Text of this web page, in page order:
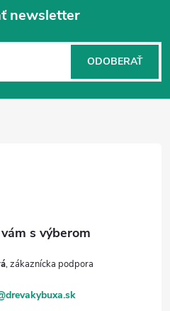
newsletter
ODOBERAŤ
drevakybuxa.sk